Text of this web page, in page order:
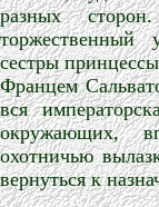
разных
сестры
Францем
вся
окружающих,
охотничью
вернуться к